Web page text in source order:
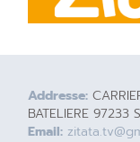
Addresse:
BATELIERE 97233
Email: